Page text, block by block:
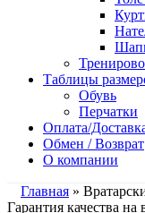
Таблицы
Обувь
Перчатки
Оплата/
Обмен / Возврат
О компании
Главная »
Гарантия качества на